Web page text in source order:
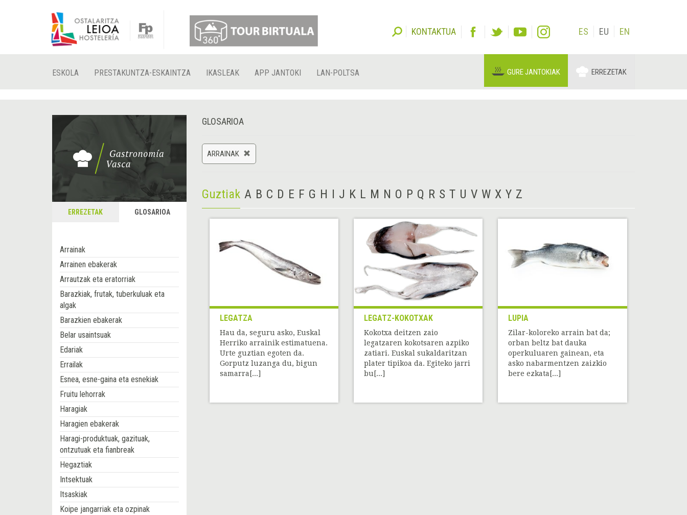
KONTAKTUA ES EU EN
ESKOLA PRESTAKUNTZA-ESKAINTZA IKASLEAK APP JANTOKI LAN-POLTSA GURE JANTOKIAK ERREZETAK
ERREZETAK GLOSARIOA
Arrainak
Arrainen ebakerak
Arrautzak eta eratorriak
Barazkiak, frutak, tuberkuluak eta
algak
Barazkien ebakerak
Belar usaintsuak
Edariak
Errailak
Esnea, esne-gaina eta esnekiak
Fruitu lehorrak
Haragiak
Haragien ebakerak
Haragi-produktuak, gazituak,
ontzutuak eta fianbreak
Hegaztiak
Intsektuak
Itsaskiak
Koipe jangarriak eta ozpinak
GLOSARIOA
ARRAINAK
Guztiak A B C D E F G H I J K L M N O P Q R S T U V W X Y Z
LEGATZA
Hau da, seguru asko, Euskal
Herriko arrainik estimatuena.
Urte guztian egoten da.
Gorputz luzanga du, bigun
samarra[...]
LEGATZ-KOKOTXAK
Kokotxa deitzen zaio
legatzaren kokotsaren azpiko
zatiari. Euskal sukaldaritzan
plater tipikoa da. Egiteko jarri
bu[...]
LUPIA
Zilar-koloreko arrain bat da;
orban beltz bat dauka
operkuluaren gainean, eta
asko nabarmentzen zaizkio
bere ezkata[...]